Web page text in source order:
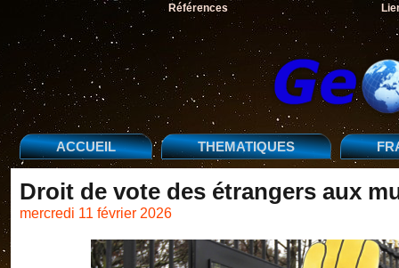
Références
ACCUEIL THEMATIQUES
Droit de vote des étrangers aux
mercredi 11 février 2026